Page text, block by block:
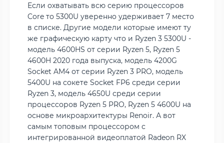
Если охватывать всю серию процессоров
Core то 5300U уверенно удерживает 7 место
в списке. Другие модели которые имеют ту
же графическую карту что и Ryzen 3 5300U -
модель 4600HS от серии Ryzen 5, Ryzen 5
4600H 2020 года выпуска, модель 4200G
Socket AM4 от серии Ryzen 3 PRO, модель
5400U на сокете Socket FP6 среди серии
Ryzen 3, модель 4650U среди серии
процессоров Ryzen 5 PRO, Ryzen 5 4600U на
основе микроархитектуры Renoir. А вот
самым топовым процессором с
интегрированной видеоплатой Radeon RX